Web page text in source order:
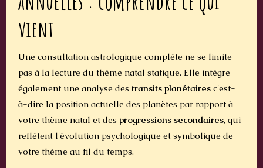
vient
Une consultation astrologique complète ne se limite
pas à la lecture du thème natal statique. Elle intègre
également une analyse destransits planétaires c'est-
à-dire la position actuelle des planètes par rapport à
votre thème natal et desprogressions secondaires, qui
reflètent l'évolution psychologique et symbolique de
votre thème au fil du temps.